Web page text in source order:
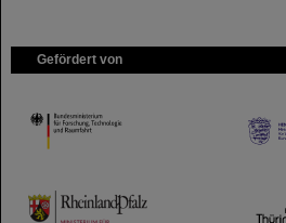
Gefördert von
HMWK
TMWWDG